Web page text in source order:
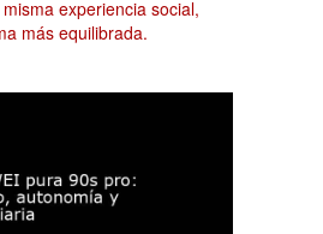
experiencia social,
más equilibrada.